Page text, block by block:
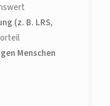
(z. B. LRS,
Menschen